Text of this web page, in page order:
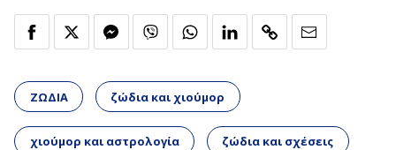
ΖΩΔΙΑ ζώδια και χιούμορ
χιούμορ και αστρολογία ζώδια και σχέσεις